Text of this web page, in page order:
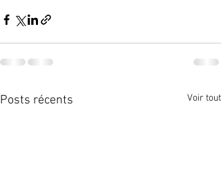
Posts récents Voir tout